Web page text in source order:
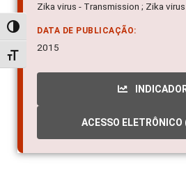
Alternar alto contraste
Alternar tamanho da fonte
Zika virus - Transmission ; Zika
DATA DE PUBLICAÇÃO:
2015
ACESSO ELETRÔNICO